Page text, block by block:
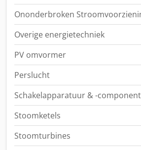
Ononderbroken
Overige energietechniek
PV omvormer
Perslucht
Schakelapparatuur & -
Stoomketels
Stoomturbines